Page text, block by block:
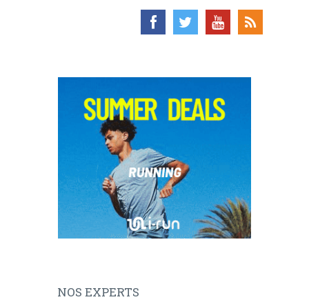
NOS EXPERTS